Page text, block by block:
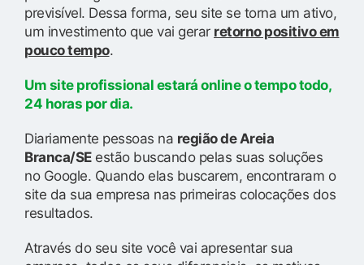
previsível. Dessa forma, seu site se torna um ativo,
um investimento que vai gerar retorno positivo em
pouco tempo.
Um site profissional estará online o tempo todo,
24 horas por dia.
Diariamente pessoas na região de Areia
Branca/SEestão buscando pelas suas soluções
no Google. Quando elas buscarem, encontraram o
site da sua empresa nas primeiras colocações dos
resultados.
Através do seu site você vai apresentar sua